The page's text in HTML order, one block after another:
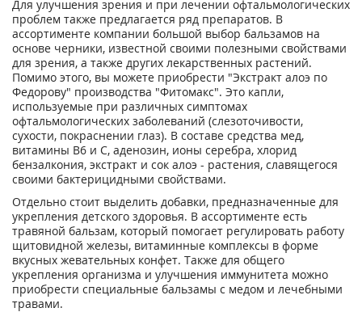
Для улучшения зрения и при лечении офтальмологических
проблем также предлагается ряд препаратов. В
ассортименте компании большой выбор бальзамов на
основе черники, известной своими полезными свойствами
для зрения, а также других лекарственных растений.
Помимо этого, вы можете приобрести "Экстракт алоэ по
Федорову" производства "Фитомакс". Это капли,
используемые при различных симптомах
офтальмологических заболеваний (слезоточивости,
сухости, покраснении глаз). В составе средства мед,
витамины B6 и C, аденозин, ионы серебра, хлорид
бензалкония, экстракт и сок алоэ - растения, славящегося
своими бактерицидными свойствами.
Отдельно стоит выделить добавки, предназначенные для
укрепления детского здоровья. В ассортименте есть
травяной бальзам, который помогает регулировать работу
щитовидной железы, витаминные комплексы в форме
вкусных жевательных конфет. Также для общего
укрепления организма и улучшения иммунитета можно
приобрести специальные бальзамы с медом и лечебными
травами.